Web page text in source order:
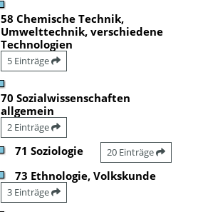
58 Chemische Technik,
Umwelttechnik, verschiedene
Technologien
5 Einträge
70 Sozialwissenschaften
allgemein
2 Einträge
71 Soziologie 20 Einträge
73 Ethnologie, Volkskunde
3 Einträge